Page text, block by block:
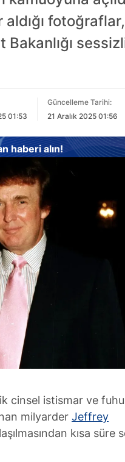
aldığı
01:53
Güncelleme Tarihi:
21 Aralık 2025 01:56
haberi alın!
cinsel istismar ve
milyarder Jeffrey
kısa süre